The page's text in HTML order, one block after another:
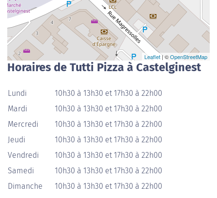
Leaflet| ©OpenStreetMap
Horaires de Tutti Pizza à Castelginest
Lundi
10h30 à 13h30 et 17h30 à 22h00
Mardi
10h30 à 13h30 et 17h30 à 22h00
Mercredi
10h30 à 13h30 et 17h30 à 22h00
Jeudi
10h30 à 13h30 et 17h30 à 22h00
Vendredi
10h30 à 13h30 et 17h30 à 22h00
Samedi
10h30 à 13h30 et 17h30 à 22h00
Dimanche
10h30 à 13h30 et 17h30 à 22h00